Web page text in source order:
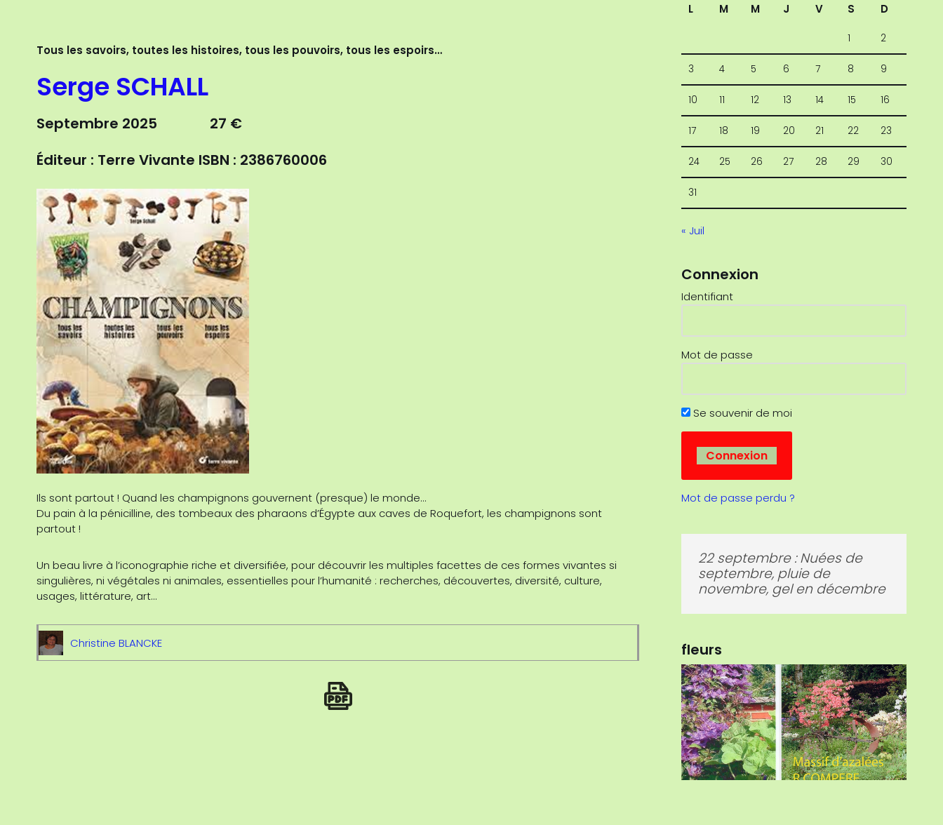
Tous les savoirs, toutes les histoires, tous les pouvoirs, tous les espoirs…
Serge SCHALL
Septembre 2025 27 €
Éditeur : Terre Vivante ISBN : 2386760006
Ils sont partout ! Quand les champignons gouvernent (presque) le monde…
Du pain à la pénicilline, des tombeaux des pharaons d’Égypte aux caves de Roquefort, les champignons sont
partout !
Un beau livre à l’iconographie riche et diversifiée, pour découvrir les multiples facettes de ces formes vivantes si
singulières, ni végétales ni animales, essentielles pour l’humanité : recherches, découvertes, diversité, culture,
usages, littérature, art…
Christine BLANCKE
L
M M J V S D
1 2
3 4 5 6 7 8 9
10 11 12 13 14 15 16
17 18 19 20 21 22 23
24 25 26 27 28 29 30
31
« Juil
Connexion
Identifiant
Mot de passe
Se souvenir de moi
Mot de passe perdu ?
1er juin : Beau mois de juin,
change l’herbe en beau foin.